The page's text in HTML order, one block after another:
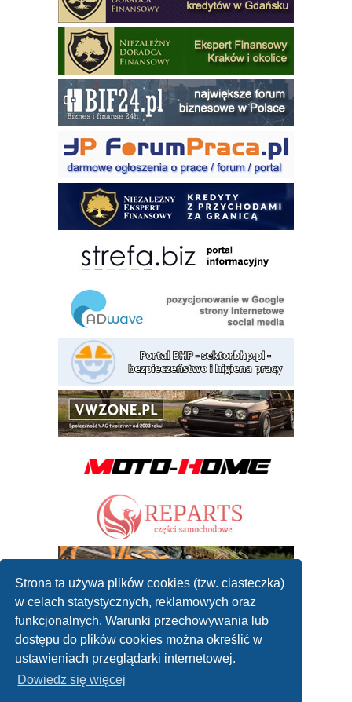
Strona ta używa plików cookies (tzw. ciasteczka)
w celach statystycznych, reklamowych oraz
funkcjonalnych. Warunki przechowywania lub
dostępu do plików cookies można określić w
ustawieniach przeglądarki internetowej.
Dowiedz się więcej